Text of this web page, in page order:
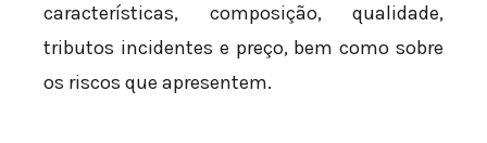
características, composição, qualidade,
tributos incidentes e preço, bem como sobre
os riscos que apresentem.